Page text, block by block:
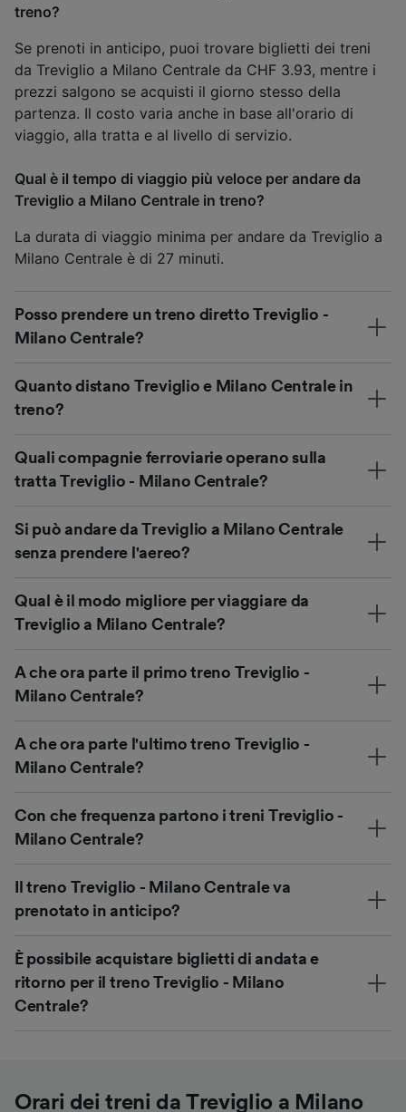
treno?
Se prenoti in anticipo, puoi trovare biglietti dei treni
da Treviglio a Milano Centrale da CHF 3.93, mentre i
prezzi salgono se acquisti il giorno stesso della
partenza. Il costo varia anche in base all'orario di
viaggio, alla tratta e al livello di servizio.
Qual è il tempo di viaggio più veloce per andare da
Treviglio a Milano Centrale in treno?
La durata di viaggio minima per andare da Treviglio a
Milano Centrale è di 27 minuti.
Posso prendere un treno diretto Treviglio -
Milano Centrale?
Quanto distano Treviglio e Milano Centrale in
treno?
Quali compagnie ferroviarie operano sulla
tratta Treviglio - Milano Centrale?
Si può andare da Treviglio a Milano Centrale
senza prendere l'aereo?
Qual è il modo migliore per viaggiare da
Treviglio a Milano Centrale?
A che ora parte il primo treno Treviglio -
Milano Centrale?
A che ora parte l'ultimo treno Treviglio -
Milano Centrale?
Con che frequenza partono i treni Treviglio -
Milano Centrale?
Il treno Treviglio - Milano Centrale va
prenotato in anticipo?
È possibile acquistare biglietti di andata e
ritorno per il treno Treviglio - Milano
Centrale?
Orari dei treni da Treviglio a Milano